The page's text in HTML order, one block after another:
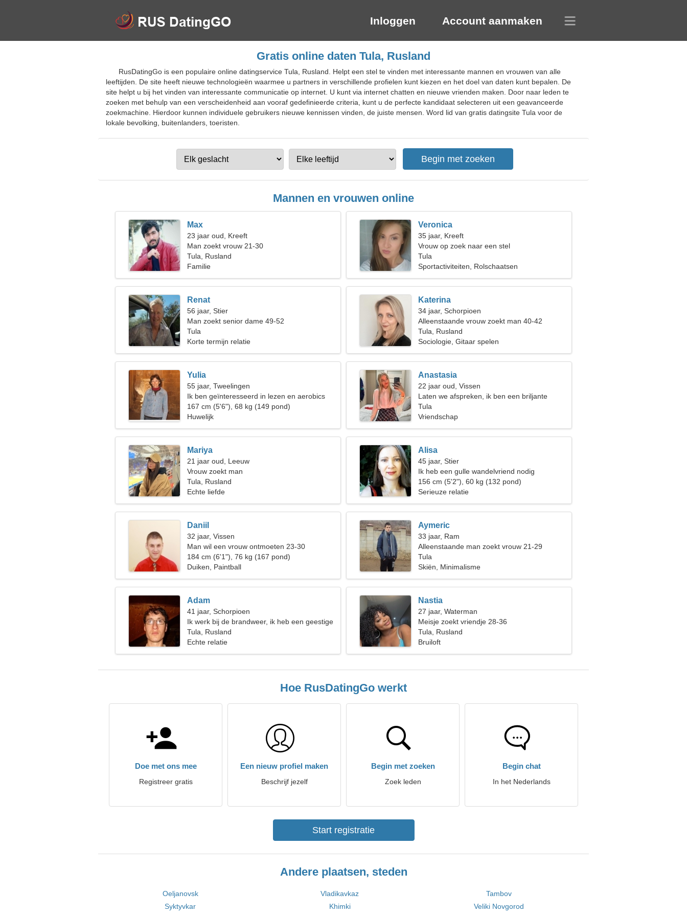
Inloggen Account aanmaken
Gratis online daten Tula, Rusland
RusDatingGo is een populaire online datingservice Tula, Rusland. Helpt een stel te vinden met interessante mannen en vrouwen van alle
leeftijden. De site heeft nieuwe technologieën waarmee u partners in verschillende profielen kunt kiezen en het doel van daten kunt bepalen. De
site helpt u bij het vinden van interessante communicatie op internet. U kunt via internet chatten en nieuwe vrienden maken. Door naar leden te
zoeken met behulp van een verscheidenheid aan vooraf gedefinieerde criteria, kunt u de perfecte kandidaat selecteren uit een geavanceerde
zoekmachine. Hierdoor kunnen individuele gebruikers nieuwe kennissen vinden, de juiste mensen. Word lid van gratis datingsite Tula voor de
lokale bevolking, buitenlanders, toeristen.
Mannen en vrouwen online
Max
23 jaar oud, Kreeft
Man zoekt vrouw 21-30
Tula, Rusland
Familie
Veronica
35 jaar, Kreeft
Vrouw op zoek naar een stel
Tula
Sportactiviteiten, Rolschaatsen
Renat
56 jaar, Stier
Man zoekt senior dame 49-52
Tula
Korte termijn relatie
Katerina
34 jaar, Schorpioen
Alleenstaande vrouw zoekt man 40-42
Tula, Rusland
Sociologie, Gitaar spelen
Yulia
55 jaar, Tweelingen
Ik ben geïnteresseerd in lezen en aerobics
167 cm (5'6"), 68 kg (149 pond)
Huwelijk
Anastasia
22 jaar oud, Vissen
Laten we afspreken, ik ben een briljante
vrouw
Tula
Vriendschap
Mariya
21 jaar oud, Leeuw
Vrouw zoekt man
Tula, Rusland
Echte liefde
Alisa
45 jaar, Stier
Ik heb een gulle wandelvriend nodig
156 cm (5'2"), 60 kg (132 pond)
Serieuze relatie
Daniil
32 jaar, Vissen
Man wil een vrouw ontmoeten 23-30
184 cm (6'1"), 76 kg (167 pond)
Duiken, Paintball
Aymeric
33 jaar, Ram
Alleenstaande man zoekt vrouw 21-29
Tula
Skiën, Minimalisme
Adam
41 jaar, Schorpioen
Ik werk bij de brandweer, ik heb een geestige
vrouw nodig
Tula, Rusland
Echte relatie
Nastia
27 jaar, Waterman
Meisje zoekt vriendje 28-36
Tula, Rusland
Bruiloft
Hoe RusDatingGo werkt
Doe met ons mee
Registreer gratis
Een nieuw profiel maken
Beschrijf jezelf
Begin met zoeken
Zoek leden
Begin chat
In het Nederlands
Start registratie
Andere plaatsen, steden
Oeljanovsk Vladikavkaz
Tambov
Syktyvkar
Khimki
Veliki Novgorod